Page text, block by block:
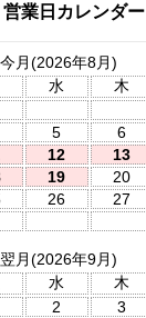
営業日カレンダー
今月(2026年8月)
水 木
5 6
12 13
19 20
26 27
翌月(2026年9月)
水 木
2 3